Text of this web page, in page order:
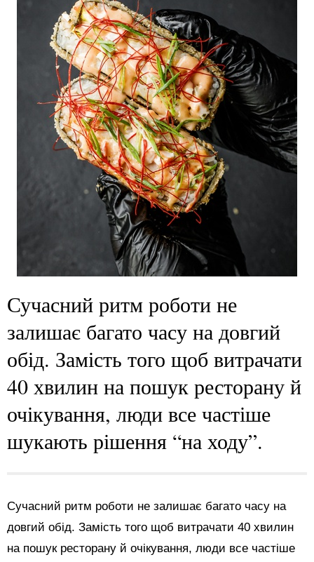
Сучасний ритм роботи не
залишає багато часу на довгий
обід. Замість того щоб витрачати
40 хвилин на пошук ресторану й
очікування, люди все частіше
шукають рішення “на ходу”.
Сучасний ритм роботи не залишає багато часу на
довгий обід. Замість того щоб витрачати 40 хвилин
на пошук ресторану й очікування, люди все частіше